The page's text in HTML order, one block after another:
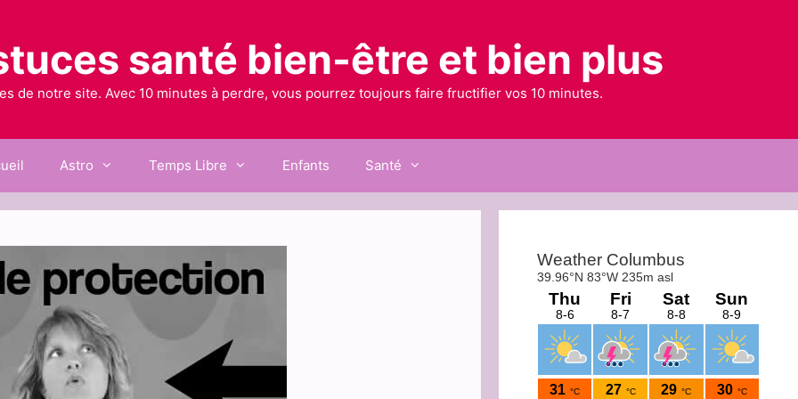
santé bien-être et bien plus
de notre site. Avec 10 minutes à perdre, vous pourrez toujours faire fructifier vos 10 minutes.
Astro Temps Libre Enfants Santé